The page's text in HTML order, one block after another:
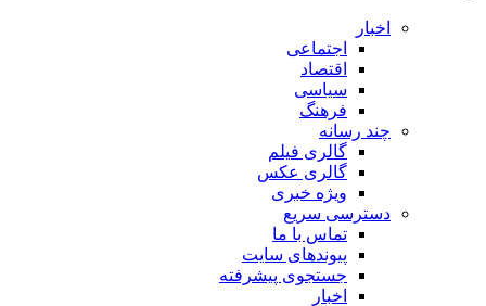
اخبار
اجتماعی
اقتصاد
سیاسی
فرهنگ
چند رسانه
گالری فیلم
گالری عکس
ویژه خبری
دسترسی سریع
تماس با ما
پیوندهای سایت
جستجوی پیشرفته
اخبار